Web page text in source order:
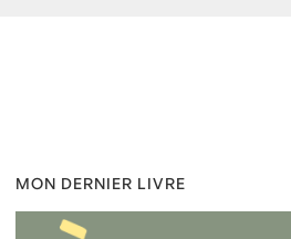
MON DERNIER LIVRE